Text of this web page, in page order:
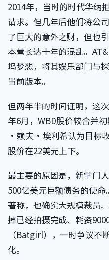
2014年，当时的时代华纳
请求。但几年后他们将公
了巨大的意外之财，但也
本营长达十年的混乱。
坞梦想，将其娱乐部门与
当前版本。
但两年半的时间证明，这
年6月，WBD股价较合并
·赖夫·埃利希认为目标
股价在22美元上下。
最主要的原因是，新掌门
500亿美元巨额债务的使
著称，也确实大规模裁员
掉已经拍摄完成、耗资
（Batgirl），一时争议不
化。